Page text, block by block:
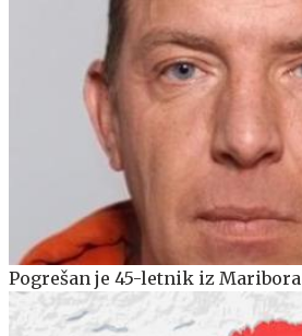
Pogrešan je 45-letnik iz Maribora